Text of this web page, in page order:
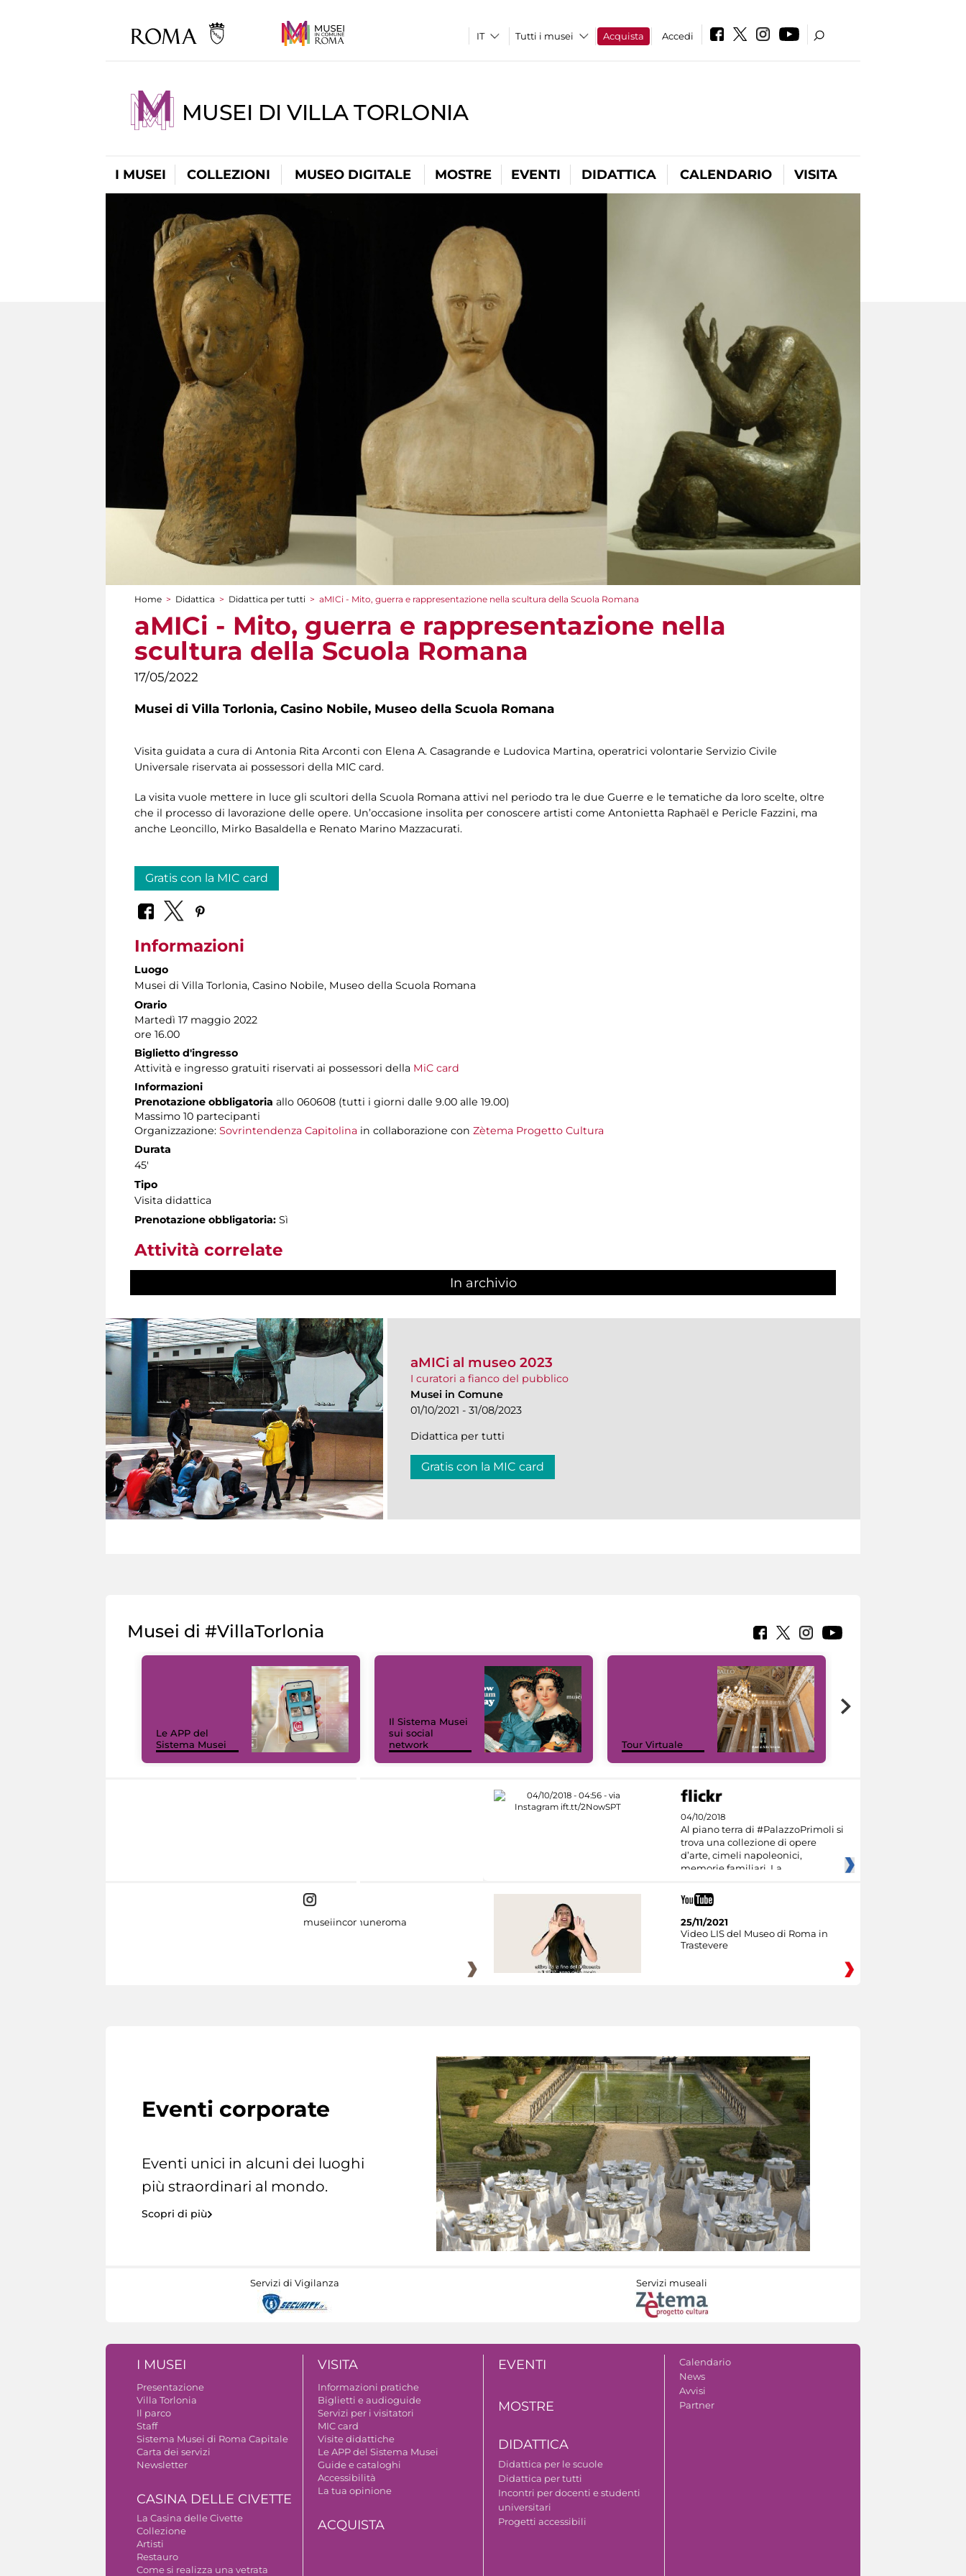
Tutti i musei Acquista Accedi
MUSEI DI VILLA TORLONIA
I MUSEI COLLEZIONI MUSEO DIGITALE MOSTRE EVENTI DIDATTICA CALENDARIO VISITA
Tu sei qui
Home > Didattica > Didattica per tutti > aMICi - Mito, guerra e rappresentazione nella scultura della Scuola Romana
aMICi - Mito, guerra e rappresentazione nella
scultura della Scuola Romana
17/05/2022
Musei di Villa Torlonia, Casino Nobile, Museo della Scuola Romana
Visita guidata a cura di Antonia Rita Arconti con Elena A. Casagrande e Ludovica Martina, operatrici volontarie Servizio Civile
Universale riservata ai possessori della MIC card.
La visita vuole mettere in luce gli scultori della Scuola Romana attivi nel periodo tra le due Guerre e le tematiche da loro scelte, oltre
che il processo di lavorazione delle opere. Un’occasione insolita per conoscere artisti come Antonietta Raphaël e Pericle Fazzini, ma
anche Leoncillo, Mirko Basaldella e Renato Marino Mazzacurati.
Gratis con la MIC card
Informazioni
Luogo
Musei di Villa Torlonia, Casino Nobile, Museo della Scuola Romana
Orario
Martedì 17 maggio 2022
ore 16.00
Biglietto d'ingresso
Attività e ingresso gratuiti riservati ai possessori della MiC card
Informazioni
Prenotazione obbligatoria allo 060608 (tutti i giorni dalle 9.00 alle 19.00)
Massimo 10 partecipanti
Organizzazione: Sovrintendenza Capitolina in collaborazione con Zètema Progetto Cultura
Durata
45'
Tipo
Visita didattica
Prenotazione obbligatoria: Sì
Attività correlate
In archivio
aMICi al museo 2023
I curatori a fianco del pubblico
Musei in Comune
01/10/2021 - 31/08/2023
Didattica per tutti
Gratis con la MIC card
Musei di #VillaTorlonia
Le APP del
Sistema Musei
Il Sistema Musei
sui social
network
Tour Virtuale
04/10/2018
Al piano terra di #PalazzoPrimoli si
trova una collezione di opere
d’arte, cimeli napoleonici,
memorie familiari. La
museiincomuneroma
25/11/2021
Video LIS del Museo di Roma in
Trastevere
Eventi corporate
Eventi unici in alcuni dei luoghi
più straordinari al mondo.
Scopri di più
Servizi di Vigilanza Servizi museali
I MUSEI
Presentazione
Villa Torlonia
Il parco
Staff
Sistema Musei di Roma Capitale
Carta dei servizi
Newsletter
CASINA DELLE CIVETTE
La Casina delle Civette
Collezione
Artisti
Restauro
Come si realizza una vetrata
VISITA
Informazioni pratiche
Biglietti e audioguide
Servizi per i visitatori
MIC card
Visite didattiche
Le APP del Sistema Musei
Guide e cataloghi
Accessibilità
La tua opinione
ACQUISTA
EVENTI
MOSTRE
DIDATTICA
Didattica per le scuole
Didattica per tutti
Incontri per docenti e studenti
universitari
Progetti accessibili
Calendario
News
Avvisi
Partner